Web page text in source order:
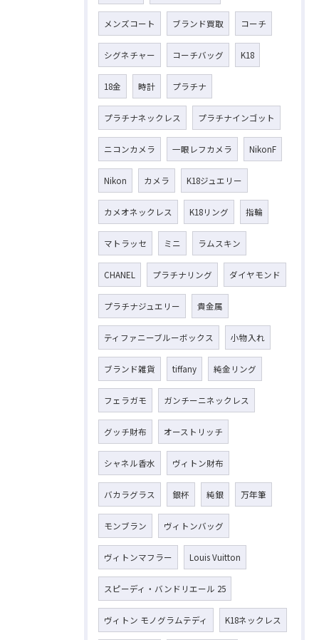
メンズコート ブランド買取 コーチ
シグネチャー コーチバッグ K18
18金 時計 プラチナ
プラチナネックレス プラチナインゴット
ニコンカメラ 一眼レフカメラ NikonF
Nikon カメラ K18ジュエリー
カメオネックレス K18リング 指輪
マトラッセ ミニ ラムスキン
CHANEL プラチナリング ダイヤモンド
プラチナジュエリー 貴金属
ティファニーブルーボックス 小物入れ
ブランド雑貨 tiffany 純金リング
フェラガモ ガンチーニネックレス
グッチ財布 オーストリッチ
シャネル香水 ヴィトン財布
バカラグラス 銀杯 純銀 万年筆
モンブラン ヴィトンバッグ
ヴィトンマフラー Louis Vuitton
スピーディ・バンドリエール 25
ヴィトン モノグラムテディ K18ネックレス